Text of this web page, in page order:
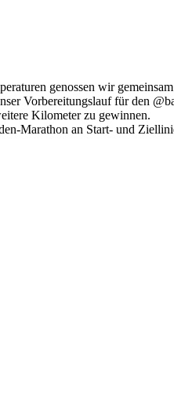
genossen wir
Vorbereitungslauf für den
Kilometer zu gewinnen.
Marathon an Start- und